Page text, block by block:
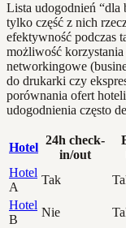
Lista udogodnień “dla
tylko część z nich
efektywność podczas
możliwość
networkingowe
do drukarki czy
porównania ofert
udogodnienia często
Hotel
24h check-
in/out
Hotel
A
Tak
Hotel
B
Nie